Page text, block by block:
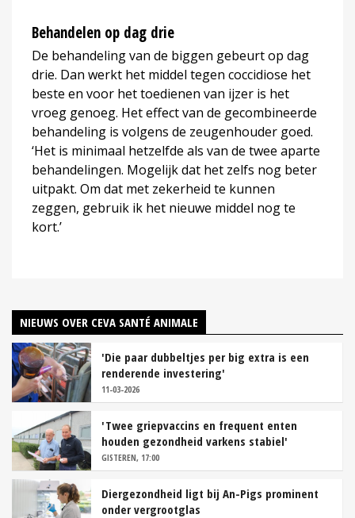
Behandelen op dag drie
De behandeling van de biggen gebeurt op dag
drie. Dan werkt het middel tegen coccidiose het
beste en voor het toedienen van ijzer is het
vroeg genoeg. Het effect van de gecombineerde
behandeling is volgens de zeugenhouder goed.
‘Het is minimaal hetzelfde als van de twee aparte
behandelingen. Mogelijk dat het zelfs nog beter
uitpakt. Om dat met zekerheid te kunnen
zeggen, gebruik ik het nieuwe middel nog te
kort.’
NIEUWS OVER CEVA SANTÉ ANIMALE
'Die paar dubbeltjes per big extra is een
renderende investering'
11-03-2026
'Twee griepvaccins en frequent enten
houden gezondheid varkens stabiel'
GISTEREN, 17:00
Diergezondheid ligt bij An-Pigs prominent
onder vergrootglas